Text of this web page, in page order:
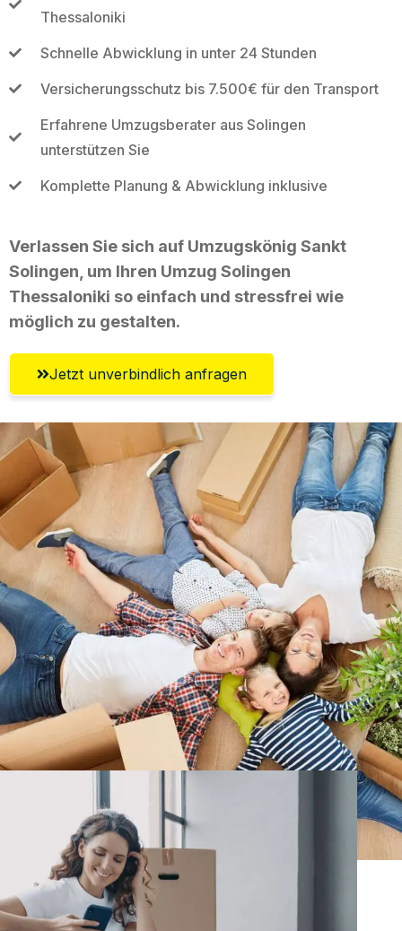
Thessaloniki
Schnelle Abwicklung in unter 24 Stunden
Versicherungsschutz bis 7.500€ für den Transport
Erfahrene Umzugsberater aus Solingen
unterstützen Sie
Komplette Planung & Abwicklung inklusive
Verlassen Sie sich auf Umzugskönig Sankt
Solingen, um Ihren Umzug Solingen
Thessaloniki so einfach und stressfrei wie
möglich zu gestalten.
Jetzt unverbindlich anfragen